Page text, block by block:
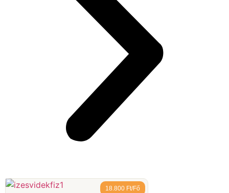
18.800 Ft/Fő